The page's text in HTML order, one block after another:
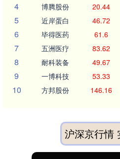
4 博腾股份 20.44
5 近岸蛋白 46.72
6 毕得医药 61.6
7 五洲医疗 83.62
8 耐科装备 49.67
9 一博科技 53.33
10 方邦股份 146.16
沪深京行情